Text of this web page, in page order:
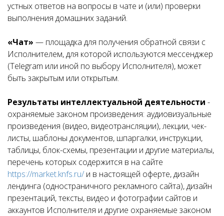
устных ответов на вопросы в чате и (или) проверки
выполнения домашних заданий.
«Чат» — площадка для получения обратной связи с
Исполнителем, для которой используются мессенджер
(Telegram или иной по выбору Исполнителя), может
быть закрытым или открытым.
Результаты интеллектуальной деятельности -
охраняемые законом произведения: аудиовизуальные
произведения (видео, видеотрансляции), лекции, чек-
листы, шаблоны документов, шпаргалки, инструкции,
таблицы, блок-схемы, презентации и другие материалы,
перечень которых содержится в на сайте
https://market.knfs.ru/ и в настоящей оферте, дизайн
лендинга (одностраничного рекламного сайта), дизайн
презентаций, тексты, видео и фотографии сайтов и
аккаунтов Исполнителя и другие охраняемые законом